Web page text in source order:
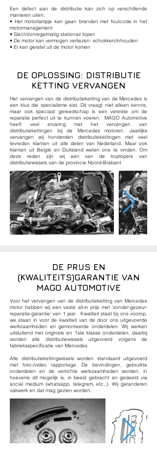
Een defect aan de distributie kan zich op verschillende
manieren uiten:
• Het motorlampje kan gaan branden met foutcode in het
motormanagement
• Slecht/onregelmatig stationair lopen
• De motor kan vermogen verliezen: schokken/inhouden
• Er kan geratel uit de motor komen
DE OPLOSSING: DISTRIBUTIE
KETTING VERVANGEN
Het vervangen van de distributieketting van de Mercedes is
een klus die specialisme eist. Dit vraagt niet alleen kennis,
maar ook speciaal gereedschap is een vereiste om de
reparatie perfect uit te kunnen voeren. MAGO Automotive
heeft veel ervaring met het vervangen van
distributiekettingen bij de Mercedes motoren. Jaarlijks
vervangen wij honderden distributiekettingen met veel
tevreden klanten uit alle delen van Nederland. Maar ook
klanten uit België en Duitsland weten ons te vinden. Om
deze reden zijn wij een van de koplopers van
distributiewissels van de provincie Noord-Brabant
DE PRIJS EN
(KWALITEITS)GARANTIE VAN
MAGO AUTOMOTIVE
Voor het vervangen van de distributieketting van Mercedes
motor hebben wij een vaste all-in prijs met 'zonder-gezeur-
reparatie-garantie' van 1 jaar. Kwaliteit staat bij ons voorop,
we staan in voor de kwaliteit van de door ons uitgevoerde
werkzaamheden en gemonteerde onderdelen. Wij werken
uitsluitend met originele en 1ste klasse onderdelen, daarbij
worden alle distributiewissels uitgevoerd volgens de
fabrieksspecificatie van Mercedes.
Alle distributiekettingwissels worden standaard uitgevoerd
met foto-/video rapportage. De bevindingen, gebruikte
onderdelen en de verrichte werkzaamheden worden, in
hoeverre dit mogelijk is, in beeld gebracht en gedeeld via
social medium (whatsapp, telegram, etc,.). Wij garanderen
vakwerk en dat mag gezien worden.